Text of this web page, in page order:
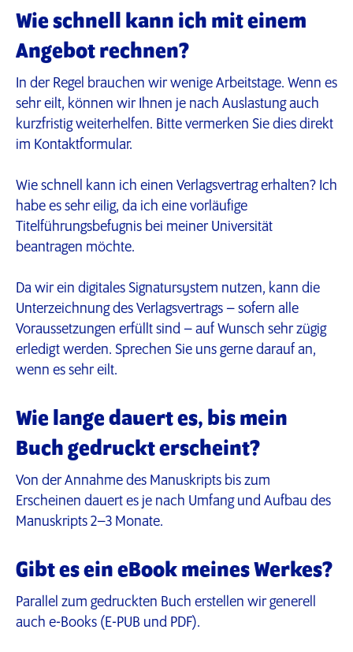
Wie schnell kann ich mit einem
Angebot rechnen?
In der Regel brauchen wir wenige Arbeitstage. Wenn es
sehr eilt, können wir Ihnen je nach Auslastung auch
kurzfristig weiterhelfen. Bitte vermerken Sie dies direkt
im Kontaktformular.
Wie schnell kann ich einen Verlagsvertrag erhalten? Ich
habe es sehr eilig, da ich eine vorläufige
Titelführungsbefugnis bei meiner Universität
beantragen möchte.
Da wir ein digitales Signatursystem nutzen, kann die
Unterzeichnung des Verlagsvertrags – sofern alle
Voraussetzungen erfüllt sind – auf Wunsch sehr zügig
erledigt werden. Sprechen Sie uns gerne darauf an,
wenn es sehr eilt.
Wie lange dauert es, bis mein
Buch gedruckt erscheint?
Von der Annahme des Manuskripts bis zum
Erscheinen dauert es je nach Umfang und Aufbau des
Manuskripts 2–3 Monate.
Gibt es ein eBook meines Werkes?
Parallel zum gedruckten Buch erstellen wir generell
auch e-Books (E-PUB und PDF).